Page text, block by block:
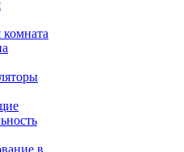
комната
в